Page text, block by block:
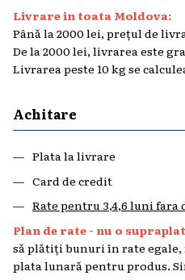
Livrare in toata Moldova:
Până la 2000 lei, prețul de
De la 2000 lei, livrarea este
Livrarea peste 10 kg se
Achitare
Plata la livrare
Card de credit
Rate pentru 3,4,6 luni fara
Plan de rate - nu o
să plătiți bunuri în rate egale,
plata lunară pentru produs.